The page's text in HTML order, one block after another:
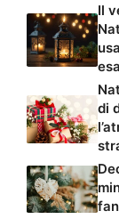
Il
di